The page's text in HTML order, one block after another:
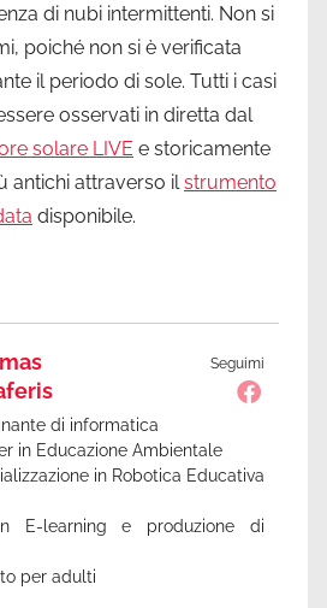
di nubi intermittenti. Non si
poiché non si è verificata
il periodo di sole. Tutti i casi
osservati in diretta dal
solare LIVE e storicamente
antichi attraverso il strumento
disponibile.
Seguimi
di informatica
in Educazione Ambientale
in Robotica Educativa
in E-learning e produzione di
per adulti